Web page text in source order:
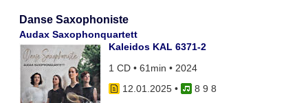
Danse Saxophoniste
Audax Saxophonquartett
Kaleidos KAL 6371-2
1 CD • 61min • 2024
12.01.2025•
8 9 8